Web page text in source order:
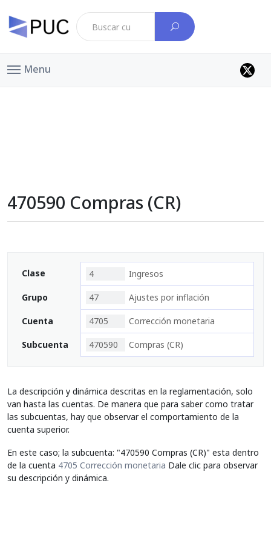
Menu
470590 Compras (CR)
Clase 4 Ingresos
Grupo 47 Ajustes por inflación
Cuenta 4705 Corrección monetaria
Subcuenta 470590 Compras (CR)
La descripción y dinámica descritas en la reglamentación, solo
van hasta las cuentas. De manera que para saber como tratar
las subcuentas, hay que observar el comportamiento de la
cuenta superior.
En este caso; la subcuenta: "470590 Compras (CR)" esta dentro
de la cuenta 4705 Corrección monetaria Dale clic para observar
su descripción y dinámica.